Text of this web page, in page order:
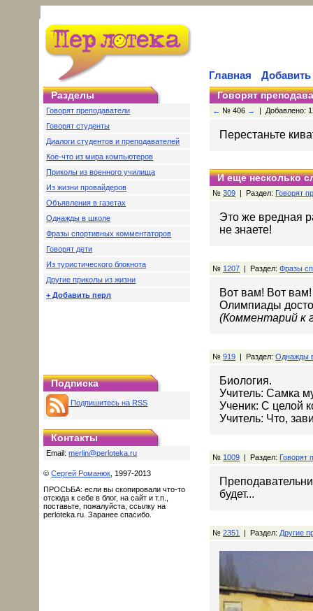
Главная
Разделы
Говорят преподаватели
Говорят студенты
Диалоги студентов и преподавателей
Кое-что из мира компьютеров
Приколы из военного училища
Из жизни провайдеров
Объявления в газетах
Однажды в школе
Фразы спортивных комментаторов
Говорят дети
Из туристического блокнота
Другие приколы из жизни
+ Добавить перл
Подписка
Подпишитесь на RSS
Контакты
Email:merlin@perloteka.ru
©Сергей Романюк , 1997-2013
ПРОСЬБА: если вы скопировали что-то
отсюда к себе в блог, на сайт и т.п.,
поставьте, пожалуйста, ссылку на
perloteka.ru. Заранее спасибо.
Говорят
← № 406 → | Добавлено:
Перестаньте
И еще несколько
№309 | Раздел: Говорят
Это же вредная
не знаете!
№ 1207 | Раздел:Фразы
Вот вам! Вот
Олимпиады
(Комментарий к
№919 | Раздел:Однажды
Биология.
Учитель: Самка
Ученик: С целой
Учитель: Что,
№ 1009 | Раздел: Говорят
будет...
№2351 | Раздел: Другие